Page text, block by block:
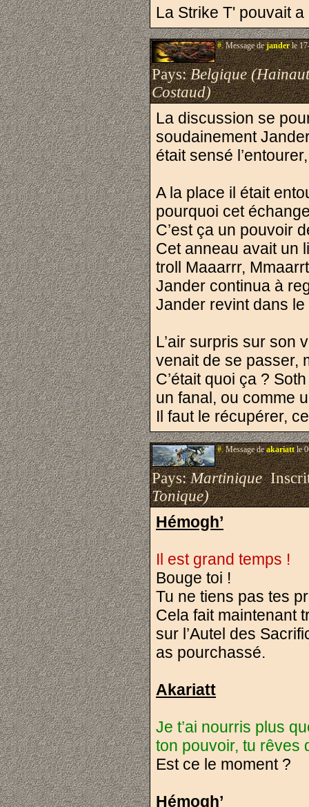
La Strike T' pouvait
#.Message dejanderle
Pays:Belgique
Costaud)
La discussion se
soudainement
était sensé
A la place il était
pourquoi cet
C’est ça un pouvoir
Cet anneau avait un
troll Maaarrr,
Jander continua à
Jander revint dans le
L’air surpris sur son
venait de se passer,
C’était quoi ça ?
un fanal, ou comme
Il faut le récupérer,
#.Message deakariattle
Pays:Martinique
Tonique)
Hémogh’
Il est grand temps !
Bouge toi !
Tu ne tiens pas tes
Cela fait maintenant
sur l’Autel des
as pourchassé.
Akariatt
Je t’ai nourris plus
ton pouvoir, tu rêves
Est ce le moment ?
Hémogh’